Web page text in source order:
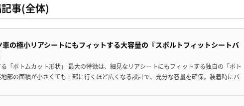
事(全体)
車の極小リアシートにもフィットする大容量の『スポルトフィットシートバ
「ボトムカット形状」 最大の特徴は、細見なリアシートにもフィットする独自の「ボト
部の面積が小さくても上部に行くほど広くなる設計で、充分な容量を確保。装着時にバ